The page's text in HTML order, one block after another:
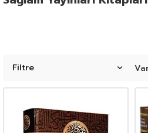
Filtre